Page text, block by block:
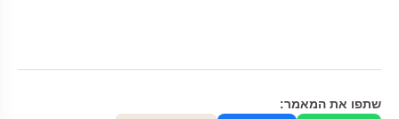
שתפו את המאמר: